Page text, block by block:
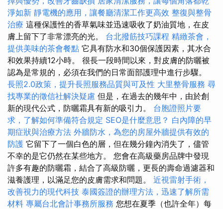
淨如新 靜電機的應用，讓餐廳清潔工作更高效 整復與整骨
治療 這種保護性的香草氣味並迅速吸收了奶油質地，在皮
膚上留下了非常漂亮的光。 台北撥筋技巧課程 精緻茶會，
提供美味的茶會餐點 它具有防水和30個保護因素，其水合
和效果持續12小時。 很長一段時間以來，對皮膚的防曬被
認為是常規的，必須在我們的日常面部護理中進行步驟。
長照2.0政策，提升長照服務品質與可及性 大里整骨服務 尋
找專業的徵信社解決疑慮 但是，在過去的幾年中，由於創
新的現代公式，防曬霜具有新的吸引力。 台胞證照片要
求，了解如何準備符合規定 SEO是什麼意思？ 白內障的早
期症狀與治療方法 外牆防水，為您的房屋外牆提供有效的
防護 它留下了一個白色的層，但在幾分鐘內消失了，儘管
不幸的是它仍然在某些地方。 您會在高級藥房品牌中發現
許多有趣的防曬霜，結合了高級防曬，更長的壽命過濾器和
滋養護理，以滿足您的皮膚需求和問題。 近視雷射手術，
改善視力的現代科技 泰國簽證的辦理方法，迅速了解所需
材料 專屬台北會計事務所服務 您想在夏季（也許全年）每